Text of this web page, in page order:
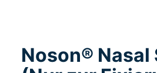
Noson® Nasal